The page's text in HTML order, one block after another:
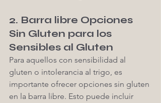
2. Barra libre Opciones
Sin Gluten para los
Sensibles al Gluten
Para aquellos con sensibilidad al
gluten o intolerancia al trigo, es
importante ofrecer opciones sin gluten
en la barra libre. Esto puede incluir